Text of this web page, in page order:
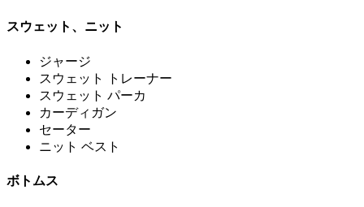
スウェット、ニット
ジャージ
スウェット トレーナー
スウェット パーカ
カーディガン
セーター
ニット ベスト
ボトムス